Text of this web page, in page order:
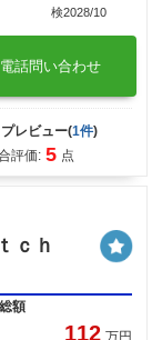
検2028/10
電話問い合わせ
レビュー(1件)
評価: 5 点
ｃｈ
額
112 万円